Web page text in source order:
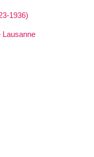
1936)
Lausanne